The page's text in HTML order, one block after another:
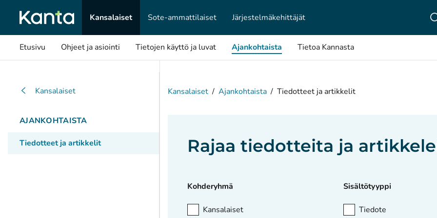
Kansalaiset
Sote-ammattilaiset Järjestelmä­kehittäjät
Etusivu Ohjeet ja asiointi Tietojen käyttö ja luvat Ajankohtaista Tietoa Kannasta
Kansalaiset
AJANKOHTAISTA
Tiedotteet ja artikkelit
Kansalaiset / Ajankohtaista / Tiedotteet ja artikkelit
Rajaa tiedotteita ja
Kohderyhmä
Kansalaiset
Sisältötyyppi
Tiedote